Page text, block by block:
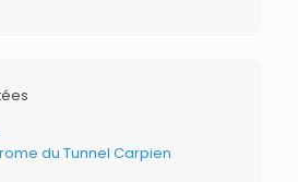
du Tunnel Carpien